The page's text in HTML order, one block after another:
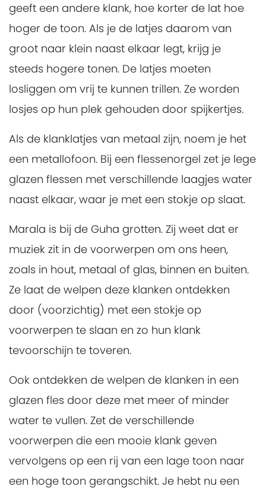
geeft een andere klank, hoe korter de lat hoe
hoger de toon. Als je de latjes daarom van
groot naar klein naast elkaar legt, krijg je
steeds hogere tonen. De latjes moeten
losliggen om vrij te kunnen trillen. Ze worden
losjes op hun plek gehouden door spijkertjes.
Als de klanklatjes van metaal zijn, noem je het
een metallofoon. Bij een flessenorgel zet je lege
glazen flessen met verschillende laagjes water
naast elkaar, waar je met een stokje op slaat.
Marala is bij de Guha grotten. Zij weet dat er
muziek zit in de voorwerpen om ons heen,
zoals in hout, metaal of glas, binnen en buiten.
Ze laat de welpen deze klanken ontdekken
door (voorzichtig) met een stokje op
voorwerpen te slaan en zo hun klank
tevoorschijn te toveren.
Ook ontdekken de welpen de klanken in een
glazen fles door deze met meer of minder
water te vullen. Zet de verschillende
voorwerpen die een mooie klank geven
vervolgens op een rij van een lage toon naar
een hoge toon gerangschikt. Je hebt nu een